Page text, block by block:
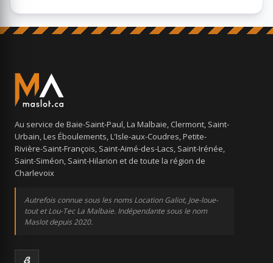
Au service de Baie-Saint-Paul, La Malbaie, Clermont, Saint-
Urbain, Les Éboulements, L'Isle-aux-Coudres, Petite-
Rivière-Saint-François, Saint-Aimé-des-Lacs, Saint-Irénée,
Saint-Siméon, Saint-Hilarion et de toute la région de
Charlevoix
Autrefois connue sous les noms Location Galiot, Joe-loue-
tout et Lou-Tec La Malbaie. Indépendante sous le nom
Maslot depuis 2020.